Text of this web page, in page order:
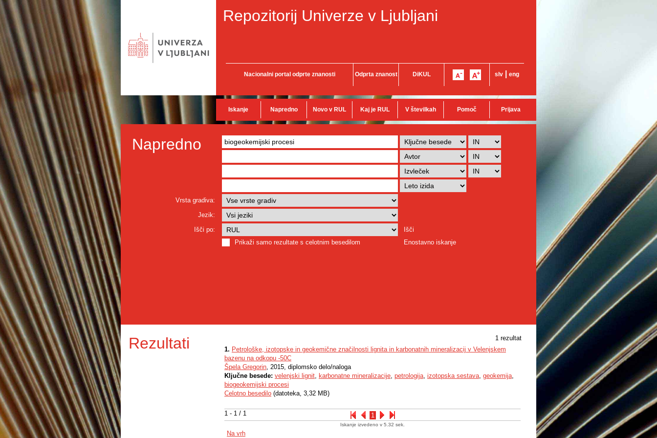
Repozitorij Univerze v Ljubljani
Nacionalni portal odprte znanosti Odprta znanost DiKUL slv eng
Iskanje Napredno Novo v RUL Kaj je RUL V številkah Pomoč Prijava
Napredno
Vrsta gradiva:
Jezik:
Išči po:
Išči
Prikaži samo rezultate s celotnim besedilom
Enostavno iskanje
Rezultati 1 rezultat
1 - 1 / 1 1
1. Petrološke, izotopske in geokemične značilnosti lignita in karbonatnih mineralizacij v Velenjskem
bazenu na odkopu -50C
Špela Gregorin, 2015, diplomsko delo/naloga
Ključne besede: velenjski lignit, karbonatne mineralizacije, petrologija, izotopska sestava, geokemija,
biogeokemijski procesi
Celotno besedilo (datoteka, 3,32 MB)
Iskanje izvedeno v 5.32 sek.
Na vrh